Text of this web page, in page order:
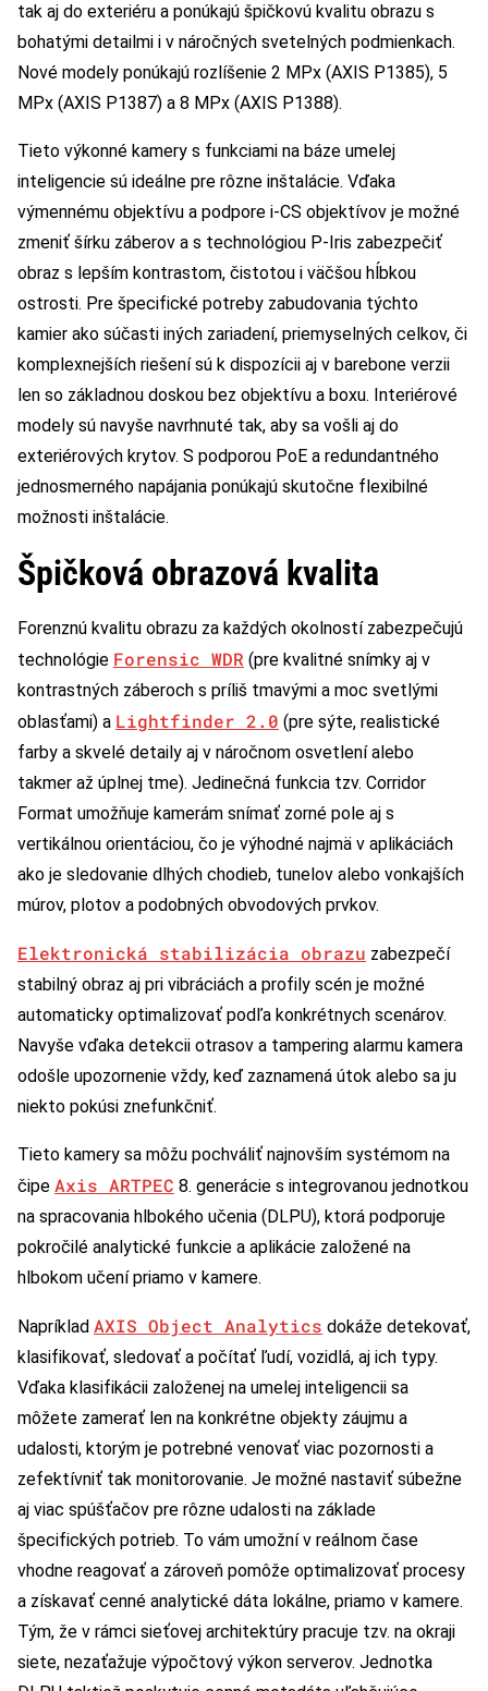
tak aj do exteriéru a ponúkajú špičkovú kvalitu obrazu s
bohatými detailmi i v náročných svetelných podmienkach.
Nové modely ponúkajú rozlíšenie 2 MPx (AXIS P1385), 5
MPx (AXIS P1387) a 8 MPx (AXIS P1388).
Tieto výkonné kamery s funkciami na báze umelej
inteligencie sú ideálne pre rôzne inštalácie. Vďaka
výmennému objektívu a podpore i-CS objektívov je možné
zmeniť šírku záberov a s technológiou P-Iris zabezpečiť
obraz s lepším kontrastom, čistotou i väčšou hĺbkou
ostrosti. Pre špecifické potreby zabudovania týchto
kamier ako súčasti iných zariadení, priemyselných celkov, či
komplexnejších riešení sú k dispozícii aj v barebone verzii
len so základnou doskou bez objektívu a boxu. Interiérové
modely sú navyše navrhnuté tak, aby sa vošli aj do
exteriérových krytov. S podporou PoE a redundantného
jednosmerného napájania ponúkajú skutočne flexibilné
možnosti inštalácie.
Špičková obrazová kvalita
Forenznú kvalitu obrazu za každých okolností zabezpečujú
technológie Forensic WDR (pre kvalitné snímky aj v
kontrastných záberoch s príliš tmavými a moc svetlými
oblasťami) a Lightfinder 2.0 (pre sýte, realistické
farby a skvelé detaily aj v náročnom osvetlení alebo
takmer až úplnej tme). Jedinečná funkcia tzv. Corridor
Format umožňuje kamerám snímať zorné pole aj s
vertikálnou orientáciou, čo je výhodné najmä v aplikáciách
ako je sledovanie dlhých chodieb, tunelov alebo vonkajších
múrov, plotov a podobných obvodových prvkov.
Elektronická stabilizácia obrazu zabezpečí
stabilný obraz aj pri vibráciách a profily scén je možné
automaticky optimalizovať podľa konkrétnych scenárov.
Navyše vďaka detekcii otrasov a tampering alarmu kamera
odošle upozornenie vždy, keď zaznamená útok alebo sa ju
niekto pokúsi znefunkčniť.
Tieto kamery sa môžu pochváliť najnovším systémom na
čipe Axis ARTPEC 8. generácie s integrovanou jednotkou
na spracovania hlbokého učenia (DLPU), ktorá podporuje
pokročilé analytické funkcie a aplikácie založené na
hlbokom učení priamo v kamere.
Napríklad AXIS Object Analytics dokáže detekovať,
klasifikovať, sledovať a počítať ľudí, vozidlá, aj ich typy.
Vďaka klasifikácii založenej na umelej inteligencii sa
môžete zamerať len na konkrétne objekty záujmu a
udalosti, ktorým je potrebné venovať viac pozornosti a
zefektívniť tak monitorovanie. Je možné nastaviť súbežne
aj viac spúšťačov pre rôzne udalosti na základe
špecifických potrieb. To vám umožní v reálnom čase
vhodne reagovať a zároveň pomôže optimalizovať procesy
a získavať cenné analytické dáta lokálne, priamo v kamere.
Tým, že v rámci sieťovej architektúry pracuje tzv. na okraji
siete, nezaťažuje výpočtový výkon serverov. Jednotka